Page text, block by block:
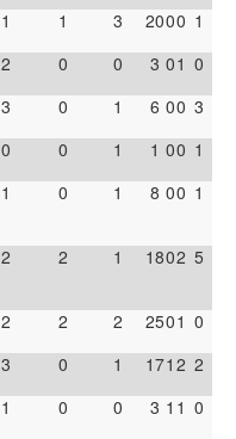
1 1 3 2000 1
2 0 0 3 01 0
3 0 1 6 00 3
0 0 1 1 00 1
1 0 1 8 00 1
2 2 1 1802 5
2 2 2 2501 0
3 0 1 171 2 2
1 0 0 3 1 1 0